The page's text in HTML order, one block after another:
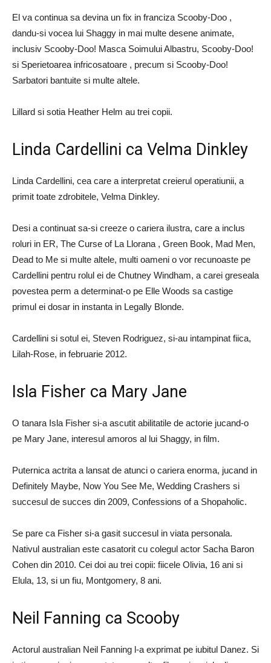
El va continua sa devina un fix in franciza Scooby-Doo ,
dandu-si vocea lui Shaggy in mai multe desene animate,
inclusiv Scooby-Doo! Masca Soimului Albastru, Scooby-Doo!
si Sperietoarea infricosatoare , precum si Scooby-Doo!
Sarbatori bantuite si multe altele.
Lillard si sotia Heather Helm au trei copii.
Linda Cardellini ca Velma Dinkley
Linda Cardellini, cea care a interpretat creierul operatiunii, a
primit toate zdrobitele, Velma Dinkley.
Desi a continuat sa-si creeze o cariera ilustra, care a inclus
roluri in ER, The Curse of La Llorana , Green Book, Mad Men,
Dead to Me si multe altele, multi oameni o vor recunoaste pe
Cardellini pentru rolul ei de Chutney Windham, a carei greseala
povestea perm a determinat-o pe Elle Woods sa castige
primul ei dosar in instanta in Legally Blonde.
Cardellini si sotul ei, Steven Rodriguez, si-au intampinat fiica,
Lilah-Rose, in februarie 2012.
Isla Fisher ca Mary Jane
O tanara Isla Fisher si-a ascutit abilitatile de actorie jucand-o
pe Mary Jane, interesul amoros al lui Shaggy, in film.
Puternica actrita a lansat de atunci o cariera enorma, jucand in
Definitely Maybe, Now You See Me, Wedding Crashers si
succesul de succes din 2009, Confessions of a Shopaholic.
Se pare ca Fisher si-a gasit succesul in viata personala.
Nativul australian este casatorit cu colegul actor Sacha Baron
Cohen din 2010. Cei doi au trei copii: fiicele Olivia, 16 ani si
Elula, 13, si un fiu, Montgomery, 8 ani.
Neil Fanning ca Scooby
Actorul australian Neil Fanning l-a exprimat pe iubitul Danez. Si